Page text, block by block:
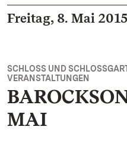
Freitag, 8. Mai 2015
SCHLOSS UND
VERANSTALTUNGEN
MAI